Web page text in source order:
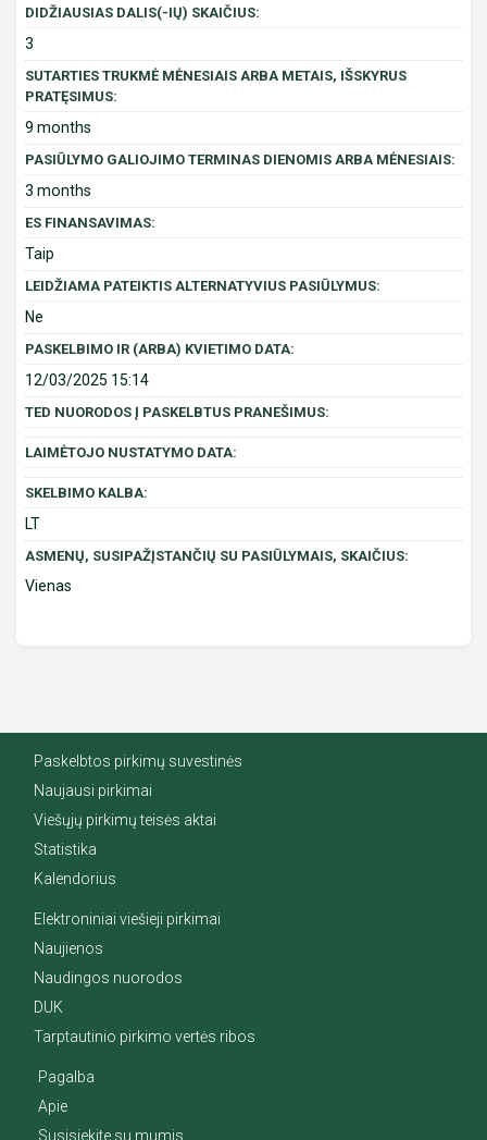
DIDŽIAUSIAS DALIS(-IŲ) SKAIČIUS:
3
SUTARTIES TRUKMĖ MĖNESIAIS ARBA METAIS, IŠSKYRUS
PRATĘSIMUS:
9 months
PASIŪLYMO GALIOJIMO TERMINAS DIENOMIS ARBA MĖNESIAIS:
3 months
ES FINANSAVIMAS:
Taip
LEIDŽIAMA PATEIKTIS ALTERNATYVIUS PASIŪLYMUS:
Ne
PASKELBIMO IR (ARBA) KVIETIMO DATA:
12/03/2025 15:14
TED NUORODOS Į PASKELBTUS PRANEŠIMUS:
LAIMĖTOJO NUSTATYMO DATA:
SKELBIMO KALBA:
LT
ASMENŲ, SUSIPAŽĮSTANČIŲ SU PASIŪLYMAIS, SKAIČIUS:
Vienas
Paskelbtos pirkimų suvestinės
Naujausi pirkimai
Viešųjų pirkimų teisės aktai
Statistika
Kalendorius
Elektroniniai viešieji pirkimai
Naujienos
Naudingos nuorodos
DUK
Tarptautinio pirkimo vertės ribos
Pagalba
Apie
Susisiekite su mumis